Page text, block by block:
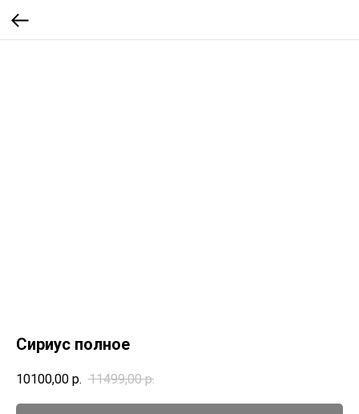
Сириус полное
10100,00 р. 11499,00 р.